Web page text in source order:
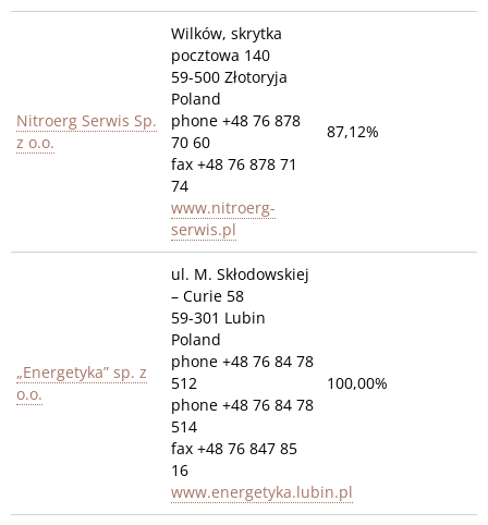
Nitroerg Serwis Sp.
z o.o.
Wilków, skrytka
pocztowa 140
59-500 Złotoryja
Poland
phone +48 76 878
70 60
fax +48 76 878 71
74
www.nitroerg-
serwis.pl
87,12%
„Energetyka” sp. z
o.o.
ul. M. Skłodowskiej
– Curie 58
59-301 Lubin
Poland
phone +48 76 84 78
512
phone +48 76 84 78
514
fax +48 76 847 85
16
www.energetyka.lubin.pl
100,00%